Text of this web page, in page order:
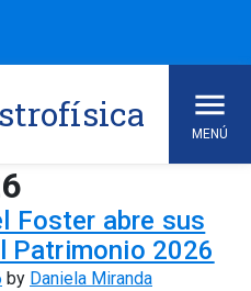
MENÚ
Foster abre sus
Patrimonio 2026
by Daniela Miranda